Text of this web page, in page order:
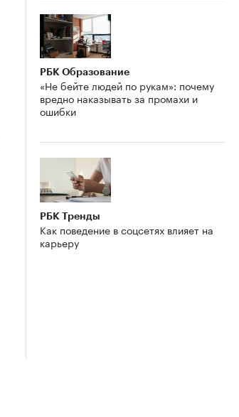
РБК Образование
«Не бейте людей по рукам»: почему
вредно наказывать за промахи и
ошибки
РБК Тренды
Как поведение в соцсетях влияет на
карьеру